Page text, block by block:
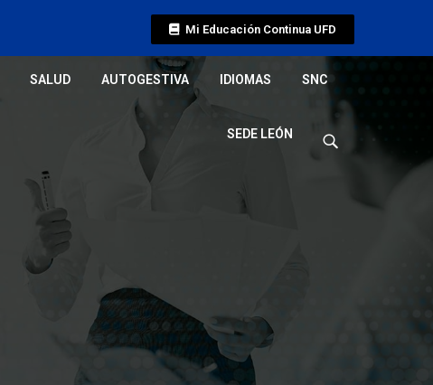
Mi Educación Continua UFD
SALUD AUTOGESTIVA IDIOMAS SNC
SEDE LEÓN